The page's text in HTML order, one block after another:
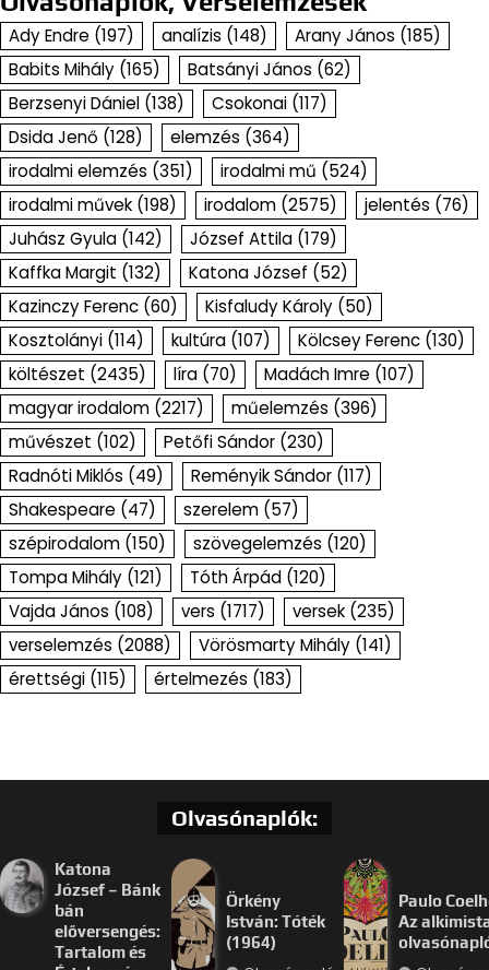
Ady Endre (197) analízis (148) Arany János (185)
Babits Mihály (165) Batsányi János (62)
Berzsenyi Dániel (138) Csokonai (117)
Dsida Jenő (128) elemzés (364)
irodalmi elemzés (351) irodalmi mű (524)
irodalmi művek (198) irodalom (2575) jelentés (76)
Juhász Gyula (142) József Attila (179)
Kaffka Margit (132) Katona József (52)
Kazinczy Ferenc (60) Kisfaludy Károly (50)
Kosztolányi (114) kultúra (107) Kölcsey Ferenc (130)
költészet (2435) líra (70) Madách Imre (107)
magyar irodalom (2217) műelemzés (396)
művészet (102) Petőfi Sándor (230)
Radnóti Miklós (49) Reményik Sándor (117)
Shakespeare (47) szerelem (57)
szépirodalom (150) szövegelemzés (120)
Tompa Mihály (121) Tóth Árpád (120)
Vajda János (108) vers (1717) versek (235)
verselemzés (2088) Vörösmarty Mihály (141)
érettségi (115) értelmezés (183)
Olvasónaplók:
Katona
József – Bánk
bán
előversengés:
Tartalom és
Örkény
István: Tóték
(1964)
Paulo
Az